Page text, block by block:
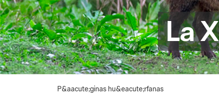
La
P&aacute;ginas hu&eacute;rfanas